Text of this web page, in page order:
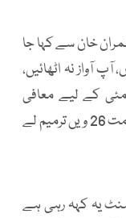
خان سے کہا جا
آواز نہ اٹھائیں،
آپ موجودہ حکومت کو قبول کریں اور 9 مئی کے لیے معافی
مانگیں، یہ جو چوری شدہ مینڈیٹ والی حکومت 26 ویں ترمیم لے
یہ کہہ رہی ہے